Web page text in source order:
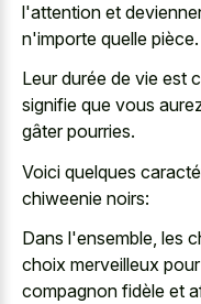
l'attention et
n'importe quelle pièce.
Leur durée de vie est
signifie que vous
gâter pourries.
Voici quelques
chiweenie noirs:
Dans l'ensemble, les
choix merveilleux
compagnon fidèle et